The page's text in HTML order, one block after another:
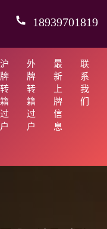
18939701819
沪
牌
转
籍
过
户
外
牌
转
籍
过
户
最
新
上
牌
信
息
联
系
我
们